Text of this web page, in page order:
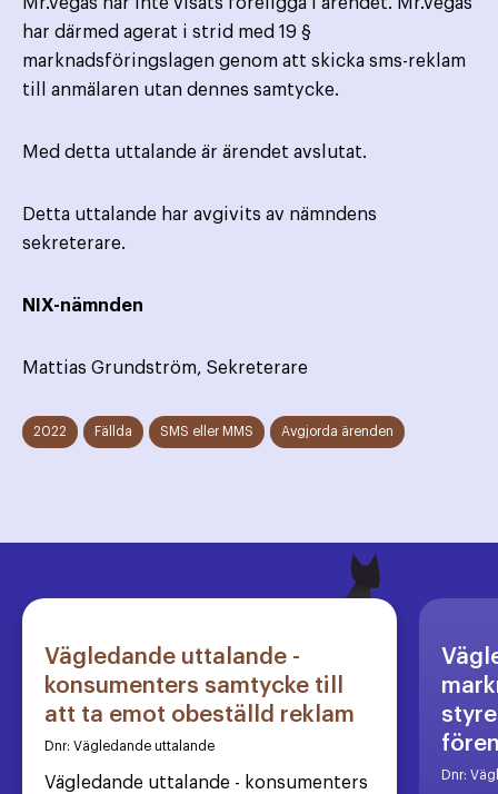
har därmed agerat i strid med 19 §
marknadsföringslagen genom att skicka sms-reklam
till anmälaren utan dennes samtycke.
Med detta uttalande är ärendet avslutat.
Detta uttalande har avgivits av nämndens
sekreterare.
NIX-nämnden
Mattias Grundström, Sekreterare
2022 Fällda SMS eller MMS Avgjorda ärenden
Vägledande uttalande -
konsumenters samtycke till
att ta emot obeställd reklam
Dnr: Vägledande uttalande
Vägledande uttalande - konsumenters
Dnr: